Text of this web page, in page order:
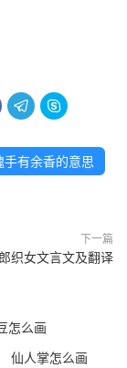
 
手有余香的意思
下一篇
织女文言文及翻译
怎么画
仙人掌怎么画